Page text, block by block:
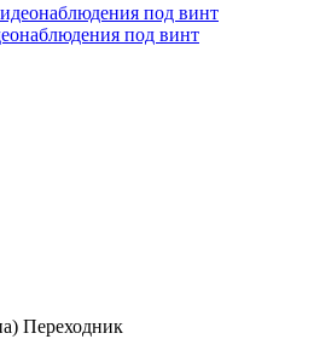
под винт
Переходник